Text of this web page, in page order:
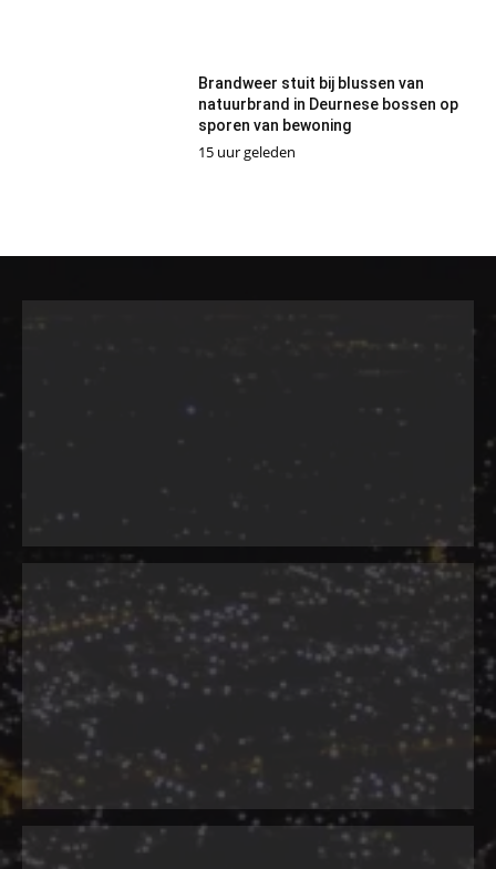
Brandweer stuit bij blussen van
natuurbrand in Deurnese bossen op
sporen van bewoning
15 uur geleden